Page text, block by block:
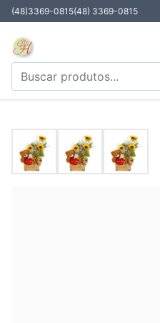
(48)3369-0815(48) 3369-0815